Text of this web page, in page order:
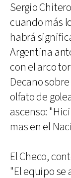
Sergio
cuando más
habrá
Argentina
con el arco
Decano
olfato de
ascenso:
mas en el
El Checo,
"El equipo se